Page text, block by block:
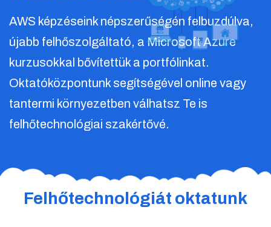
AWS képzéseink népszerűségén felbuzdúlva,
újabb felhőszolgáltató, a Microsoft Azure
kurzusokkal bővítettük a portfólinkat.
Oktatóközpontunk segítségével online vagy
tantermi környezetben válhatsz Te is
felhőtechnológiai szakértővé.
Felhőtechnológiát oktatunk